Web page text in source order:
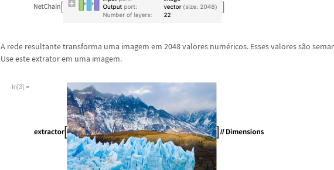
A rede resultante transforma uma imagem em 2048 valores numéricos. Esses valores são
Use este extrator em uma imagem.
In[3]:=